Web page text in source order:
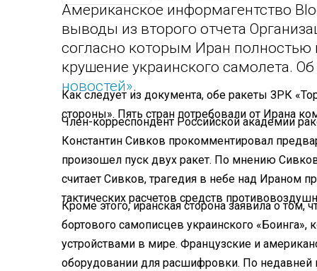
Американское информагентство
выводы из второго отчета
согласно которым Иран полностью
крушение украинского самолета.
новостей».
Как следует из документа, обе ракеты ЗРК
стороны». Пять стран потребовали от Ирана
Член-корреспондент Российской академии
Константин Сивков прокомментировал
произошел пуск двух ракет. По мнению
считает Сивков, трагедия в небе над Ираном
тактических расчетов средств
Кроме этого, иранская сторона заявила о
бортового самописцев украинского
устройствами в мире. Французские и
оборудовании для расшифровки. По недавней